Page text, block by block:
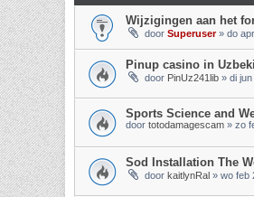
Wijzigingen aan het
door Superuser» do
Pinup casino in
door PinUz241lib » di
Sports Science and
door totodamagescam » zo
Sod Installation The
door kaitlynRal » wo feb